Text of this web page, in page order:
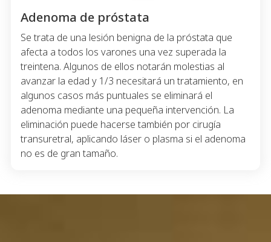
Adenoma de próstata
Se trata de una lesión benigna de la próstata que
afecta a todos los varones una vez superada la
treintena. Algunos de ellos notarán molestias al
avanzar la edad y 1/3 necesitará un tratamiento, en
algunos casos más puntuales se eliminará el
adenoma mediante una pequeña intervención. La
eliminación puede hacerse también por cirugía
transuretral, aplicando láser o plasma si el adenoma
no es de gran tamaño.